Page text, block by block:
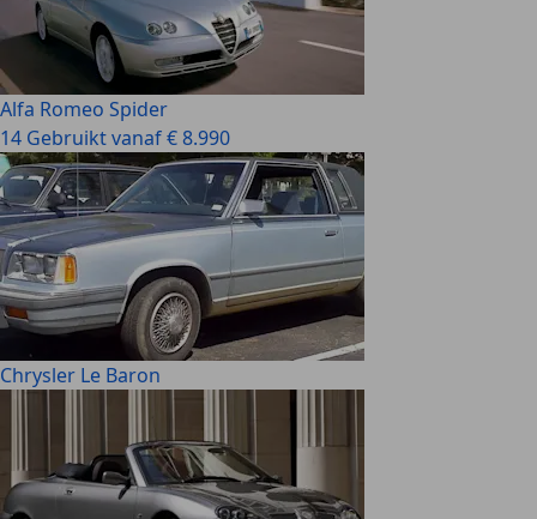
Alfa Romeo Spider
14 Gebruikt vanaf € 8.990
Chrysler Le Baron